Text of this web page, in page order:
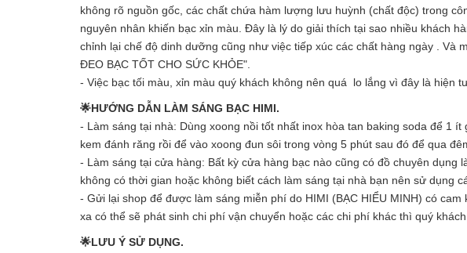
không rõ nguồn gốc, các chất chứa hàm lượng lưu huỳnh (chất độc) trong
nguyên nhân khiến bạc xỉn màu. Đây là lý do giải thích tại sao nhiều khách
chỉnh lại chế độ dinh dưỡng cũng như việc tiếp xúc các chất hàng ngày . Và
ĐEO BẠC TỐT CHO SỨC KHỎE".
- Việc bạc tối màu, xỉn màu quý khách không nên quá lo lắng vì đây là hiện
🌟HƯỚNG DẪN LÀM SÁNG BẠC HIMI.
- Làm sáng tại nhà: Dùng xoong nồi tốt nhất inox hòa tan baking soda để 1
kem đánh răng rồi để vào xoong đun sôi trong vòng 5 phút sau đó để qua
- Làm sáng tại cửa hàng: Bất kỳ cửa hàng bạc nào cũng có đồ chuyên dụng
không có thời gian hoặc không biết cách làm sáng tại nhà bạn nên sử dụng
- Gửi lại shop để được làm sáng miễn phí do HIMI (BẠC HIỂU MINH) có
xa có thể sẽ phát sinh chi phí vận chuyển hoặc các chi phí khác thì quý
🌟LƯU Ý SỬ DỤNG.